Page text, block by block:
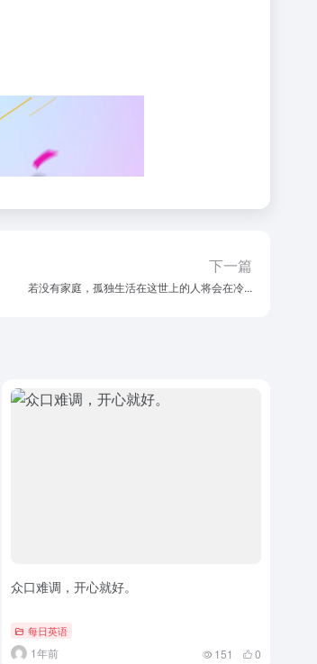
下一篇
若没有家庭，孤独生活在这世上的人将会在冷...
众口难调，开心就好。
每日英语
1年前 151 0